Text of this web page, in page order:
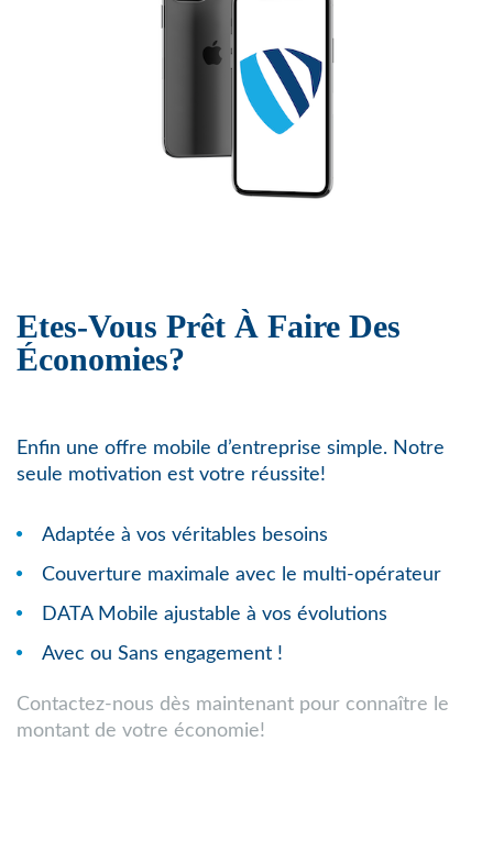
Etes-Vous Prêt À Faire Des
Économies?
Enfin une offre mobile d’entreprise simple. Notre
seule motivation est votre réussite!
Adaptée à vos véritables besoins
Couverture maximale avec le multi-opérateur
DATA Mobile ajustable à vos évolutions
Avec ou Sans engagement !
Contactez-nous dès maintenant pour connaître le
montant de votre économie!